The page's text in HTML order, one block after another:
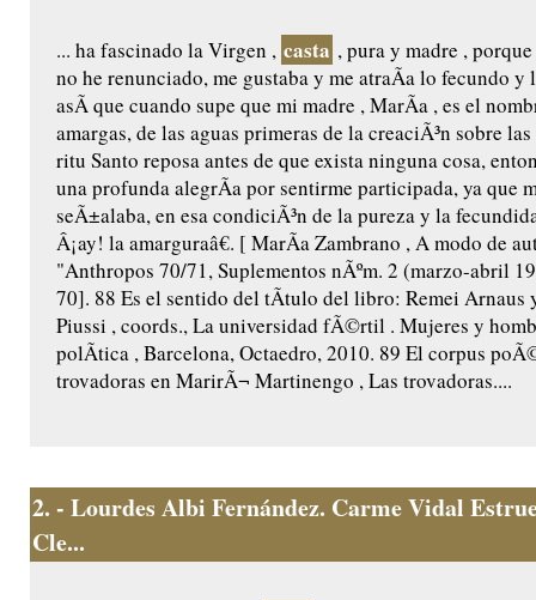
... ha fascinado la Virgen , casta , pura y madre ,
no he renunciado, me gustaba y me atraÃ­a lo fecundo y
asÃ­ que cuando supe que mi madre , MarÃ­a , es el
amargas, de las aguas primeras de la creaciÃ³n sobre
ritu Santo reposa antes de que exista ninguna cosa,
una profunda alegrÃ­a por sentirme participada, ya que
seÃ±alaba, en esa condiciÃ³n de la pureza y la
Â¡ay! la amarguraâ€. [ MarÃ­a Zambrano , A modo de
"Anthropos 70/71, Suplementos nÃºm. 2 (marzo-abril
70]. 88 Es el sentido del tÃ­tulo del libro: Remei Arnaus
Piussi , coords., La universidad fÃ©rtil . Mujeres y
polÃ­tica , Barcelona, Octaedro, 2010. 89 El corpus
trovadoras en MarirÃ¬ Martinengo , Las trovadoras....
2. - Lourdes Albi Fernández. Carme Vidal
Cle...